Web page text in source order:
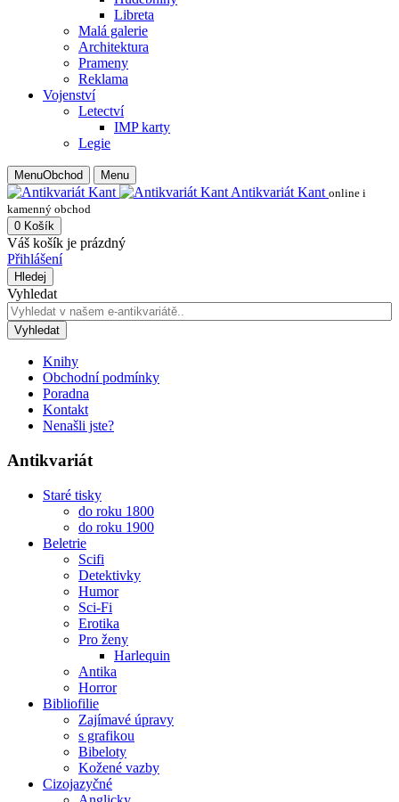
Libreta
Malá galerie
Architektura
Prameny
Reklama
Vojenství
Letectví
IMP karty
Legie
MenuObchod Menu
Antikvariát Kant online i
kamenný obchod
0 Košík
Váš košík je prázdný
Přihlášení
Hledej
Vyhledat
Vyhledat
Knihy
Obchodní podmínky
Poradna
Kontakt
Nenašli jste?
Antikvariát
Staré tisky
do roku 1800
do roku 1900
Beletrie
Scifi
Detektivky
Humor
Sci-Fi
Erotika
Pro ženy
Harlequin
Antika
Horror
Bibliofilie
Zajímavé úpravy
s grafikou
Bibeloty
Kožené vazby
Cizojazyčné